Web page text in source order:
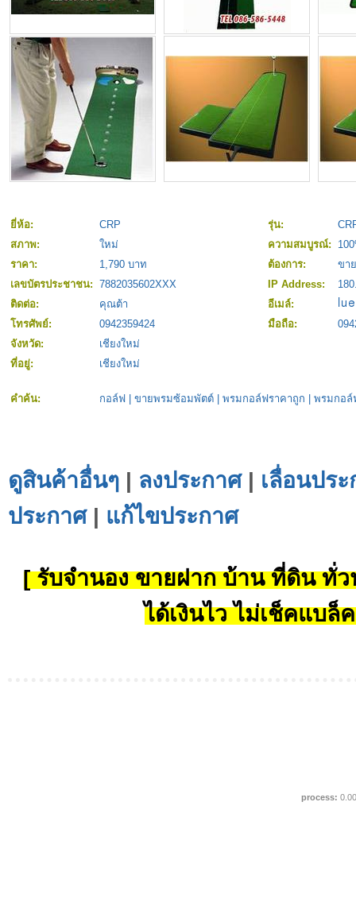
ยี่ห้อ: CRP รุ่น:
สภาพ:
ใหม่ ความสมบูรณ์:
ราคา:
1,790 บาท ต้องการ:
ขาย
เลขบัตรประชาชน: 7882035602XXX IP Address:
ติดต่อ:
คุณต้า
อีเมล์:
โทรศัพย์:
0942359424 มือถือ:
จังหวัด:
เชียงใหม่
ที่อยู่:
เชียงใหม่
คำค้น: กอล์ฟ ขายพรมซ้อมพัตต์ พรมกอล์ฟราคาถูก พรมกอล์
ดูสินค้าอื่นๆ | ลงประกาศ| เลื่อนปร
ประกาศ| แก้ไขประกาศ
[ รับจำนอง ขายฝาก บ้าน ที่ดิน ทั่ว
ได้เงินไว ไม่เช็คแบล็
process: